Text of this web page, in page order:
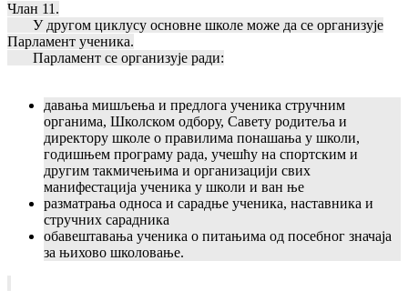
Члан 11.
У другом циклусу основне школе може да се организује
Парламент ученика.
Парламент се организује ради:
давања мишљења и предлога ученика стручним
органима, Школском одбору, Савету родитеља и
директору школе о правилима понашања у школи,
годишњем програму рада, учешћу на спортским и
другим такмичењима и организацији свих
манифестација ученика у школи и ван ње
разматрања односа и сарадње ученика, наставника и
стручних сарадника
обавештавања ученика о питањима од посебног значаја
за њихово школовање.